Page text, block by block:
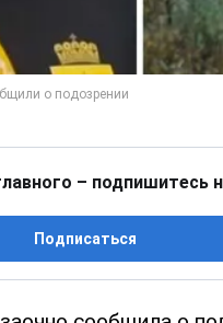
– подпишитесь
Подписаться